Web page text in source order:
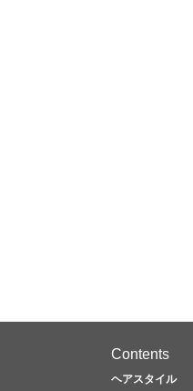
Contents
ヘアスタイル